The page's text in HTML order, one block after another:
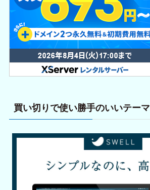
買い切りで使い勝手のいいテーマ